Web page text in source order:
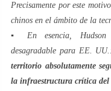
Precisamente por este
chinos en el ámbito de la
▪️ En esencia, Hudson
desagradable para EE.
territorio absolutamente
la infraestructura crítica